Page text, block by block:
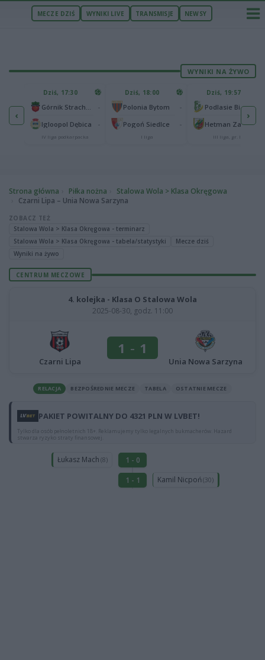
MECZE DZIŚ WYNIKI LIVE TRANSMISJE NEWSY
WYNIKI NA ŻYWO
‹
65
25
Dziś, 17:30
Igloopol Dębica
IV liga podkarpacka
Dziś, 18:00
Polonia Bytom
Pogoń Siedlce
I liga
Dziś, 19:57
Podlasie Biała Podlaska
Hetman Zamość
III liga, gr. IV
›
Strona główna Piłka nożna
Stalowa Wola > Klasa Okręgowa
Czarni Lipa – Unia Nowa Sarzyna
ZOBACZ TEŻ
Stalowa Wola > Klasa Okręgowa - terminarz
Stalowa Wola > Klasa Okręgowa - tabela/statystyki
Mecze dziś
Wyniki na żywo
CENTRUM MECZOWE
4. kolejka - Klasa O Stalowa Wola
2025-08-30, godz. 11:00
Czarni Lipa
1 - 1
Unia Nowa Sarzyna
RELACJA BEZPOŚREDNIE MECZE TABELA OSTATNIE MECZE
PAKIET POWITALNY DO 4321 PLN W LVBET!
Tylko dla osób pełnoletnich 18+. Reklamujemy tylko legalnych bukmacherów. Hazard
stwarza ryzyko straty finansowej.
Łukasz Mach (8)
1 - 0
1 - 1
Kamil Nicpoń (30)